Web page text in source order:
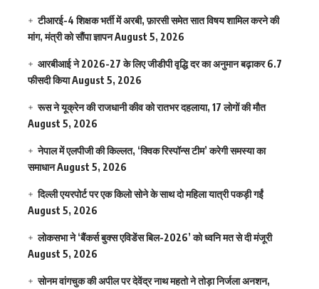
टीआरई-4 शिक्षक भर्ती में अरबी, फ़ारसी समेत सात विषय शामिल करने की
मांग, मंत्री को सौंपा ज्ञापनAugust 5, 2026
आरबीआई ने 2026-27 के लिए जीडीपी वृद्धि दर का अनुमान बढ़ाकर 6.7
फीसदी कियाAugust 5, 2026
रूस ने यूक्रेन की राजधानी कीव को रातभर दहलाया, 17 लोगों की मौत
August 5, 2026
नेपाल में एलपीजी की किल्लत, ‘क्विक रिस्पॉन्स टीम’ करेगी समस्या का
समाधानAugust 5, 2026
दिल्ली एयरपोर्ट पर एक किलो सोने के साथ दो महिला यात्री पकड़ी गईं
August 5, 2026
लोकसभा ने ‘बैंकर्स बुक्स एविडेंस बिल-2026’ को ध्वनि मत से दी मंजूरी
August 5, 2026
सोनम वांगचुक की अपील पर देवेंद्र नाथ महतो ने तोड़ा निर्जला अनशन,